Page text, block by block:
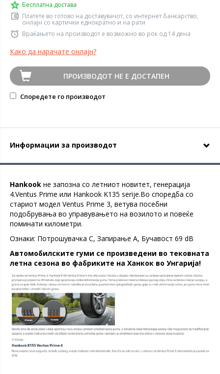
Бесплатна достава
Платете во готово на доставувачот, со интернет банкарство,
онлајн со картички еднократно и на рати
Враќањето на производот е возможно во рок од 14 дена
Како да нарачате онлајн?
ПРОИЗВОДОТ НЕ Е ДОСТАПЕН
Споредете го производот
Информации за производот
Hankook не запозна со летниот новитет, генерација
4.Ventus Prime или Hankook K135 serije.Во споредба со
стариот модел Ventus Prime 3, ветува посебни
подобрувања во управувањето на возилото и повеќе
поминати километри.
Ознаки: Потрошувачка C, Запирање А, Бучавост 69 dB
Автомобилските гуми се произведени во тековната
летна сезона во фабриките на Ханкок во Унгарија!